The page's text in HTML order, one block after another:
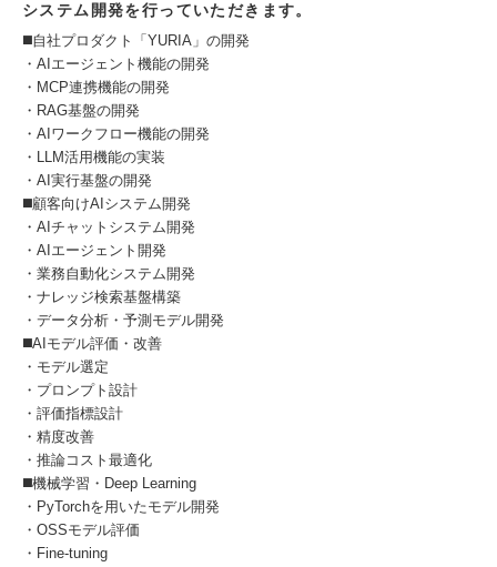
システム開発を行っていただきます。
◼️自社プロダクト「YURIA」の開発
・AIエージェント機能の開発
・MCP連携機能の開発
・RAG基盤の開発
・AIワークフロー機能の開発
・LLM活用機能の実装
・AI実行基盤の開発
◼️顧客向けAIシステム開発
・AIチャットシステム開発
・AIエージェント開発
・業務自動化システム開発
・ナレッジ検索基盤構築
・データ分析・予測モデル開発
◼️AIモデル評価・改善
・モデル選定
・プロンプト設計
・評価指標設計
・精度改善
・推論コスト最適化
◼️機械学習・Deep Learning
・PyTorchを用いたモデル開発
・OSSモデル評価
・Fine-tuning